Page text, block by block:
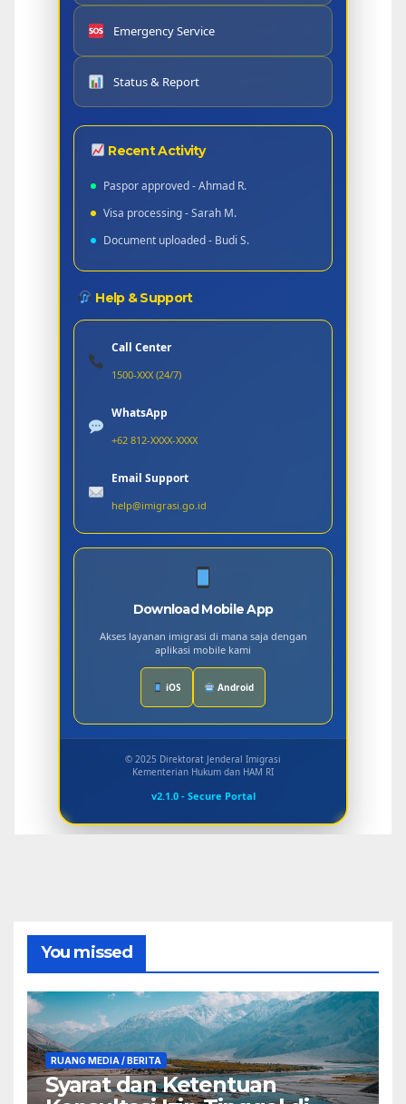
Emergency Service
Status & Report
Recent Activity
Paspor approved - Ahmad R.
Visa processing - Sarah M.
Document uploaded - Budi S.
Help & Support
Call Center
1500-XXX (24/7)
WhatsApp
+62 812-XXXX-XXXX
Email Support
help@imigrasi.go.id
Download Mobile App
Akses layanan imigrasi di mana saja dengan
aplikasi mobile kami
iOS Android
© 2025 Direktorat Jenderal Imigrasi
Kementerian Hukum dan HAM RI
v2.1.0 - Secure Portal
You missed
RUANG MEDIA / BERITA
Syarat dan Ketentuan